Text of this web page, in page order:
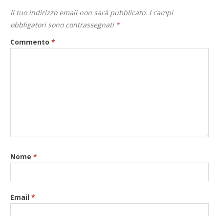
Il tuo indirizzo email non sarà pubblicato. I campi
obbligatori sono contrassegnati *
Commento*
Nome*
Email*